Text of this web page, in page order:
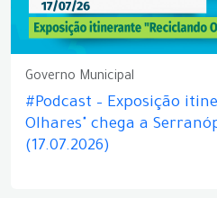
Governo Municipal
#Podcast – Exposição
Olhares" chega a
(17.07.2026)